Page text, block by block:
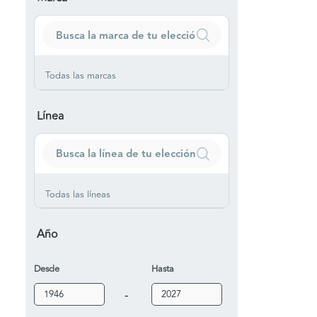
Todas las marcas
Línea
Todas las líneas
Año
Desde
-
Hasta